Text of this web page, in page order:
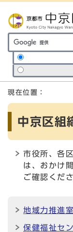
サイト内検索の範囲
ここから本文です
現在位置：
中京区組
市役所、各
は、おかけ
ご確認くだ
地域力推進
保健福祉セ